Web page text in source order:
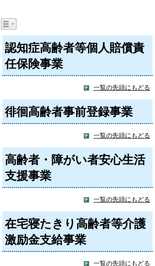
認知症高齢者等個人賠償責
任保険事業
一覧の先頭にもどる
徘徊高齢者事前登録事業
一覧の先頭にもどる
高齢者・障がい者安心生活
支援事業
一覧の先頭にもどる
在宅寝たきり高齢者等介護
激励金支給事業
一覧の先頭にもどる